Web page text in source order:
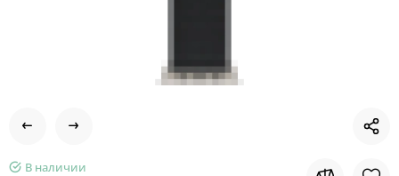
В наличии